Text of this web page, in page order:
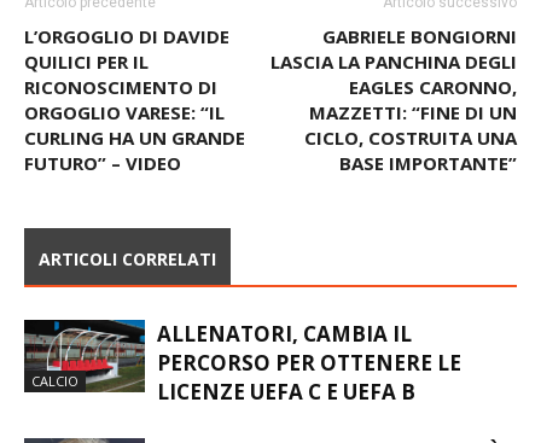
L’ORGOGLIO DI DAVIDE
QUILICI PER IL
RICONOSCIMENTO DI
ORGOGLIO VARESE: “IL
CURLING HA UN GRANDE
FUTURO” – VIDEO
GABRIELE BONGIORNI
LASCIA LA PANCHINA DEGLI
EAGLES CARONNO,
MAZZETTI: “FINE DI UN
CICLO, COSTRUITA UNA
BASE IMPORTANTE”
CALCIO
PERCORSO PER OTTENERE LE
LICENZE UEFA C E UEFA B